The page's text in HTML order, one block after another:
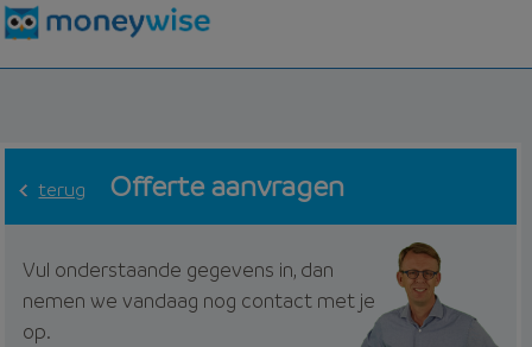
terug Offerte aanvragen
Vul onderstaande gegevens in, dan
nemen we vandaag nog contact met je
op.